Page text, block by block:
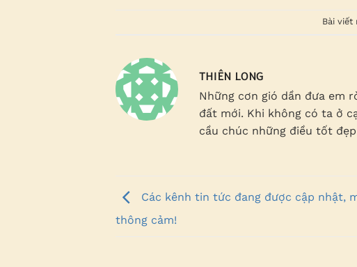
Bài viết
THIÊN LONG
Những cơn gió dần đưa em
đất mới. Khi không có ta ở
cầu chúc những điều tốt
Các kênh tin tức đang được cập nhật,
thông cảm!